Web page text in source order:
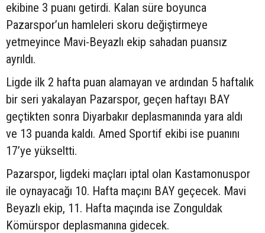
ekibine 3 puanı getirdi. Kalan süre boyunca
Pazarspor’un hamleleri skoru değiştirmeye
yetmeyince Mavi-Beyazlı ekip sahadan puansız
ayrıldı.
Ligde ilk 2 hafta puan alamayan ve ardından 5 haftalık
bir seri yakalayan Pazarspor, geçen haftayı BAY
geçtikten sonra Diyarbakır deplasmanında yara aldı
ve 13 puanda kaldı. Amed Sportif ekibi ise puanını
17’ye yükseltti.
Pazarspor, ligdeki maçları iptal olan Kastamonuspor
ile oynayacağı 10. Hafta maçını BAY geçecek. Mavi
Beyazlı ekip, 11. Hafta maçında ise Zonguldak
Kömürspor deplasmanına gidecek.